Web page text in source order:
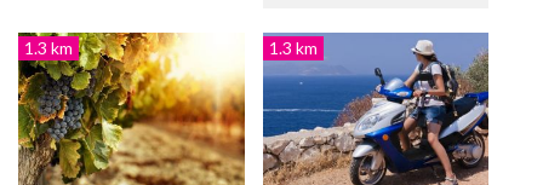
1.3 km 1.3 km